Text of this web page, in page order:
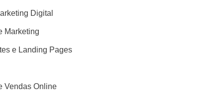
Digital
Marketing
e Landing Pages
Vendas Online